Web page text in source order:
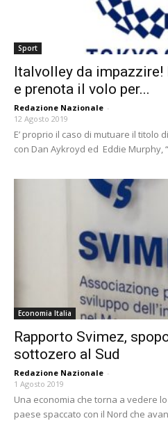
Sport
Italvolley da
e prenota il volo per...
Redazione Nazionale -
12 Agosto 2019
E’ proprio il caso di mutuare il titolo
con Dan Aykroyd ed Eddie Murphy,
Economia Italia
Rapporto Svimez,
sottozero al Sud
Redazione Nazionale -
1 Agosto 2019
Una economia che torna a vedere
paese spaccato con il Nord che